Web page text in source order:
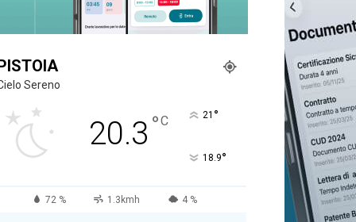
Sereno
20.3 °C 21 °
18.9°
72 % 1.3kmh 4 %